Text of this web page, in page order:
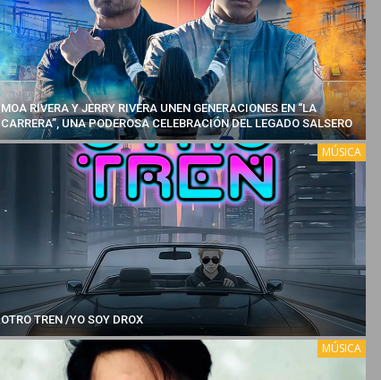
MOA RIVERA Y JERRY RIVERA UNEN GENERACIONES EN “LA
CARRERA”, UNA PODEROSA CELEBRACIÓN DEL LEGADO SALSERO
MÚSICA
OTRO TREN /YO SOY DROX
MÚSICA